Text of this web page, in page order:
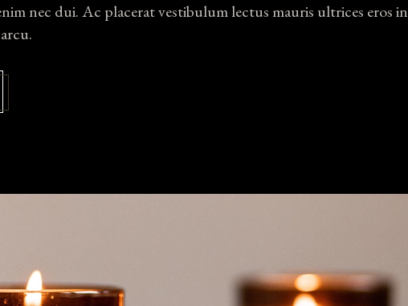
nec dui. Ac placerat vestibulum lectus mauris ultrices eros in